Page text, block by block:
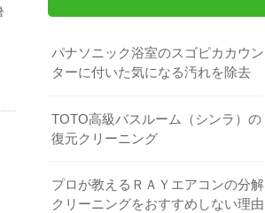
パナソニック浴室のスゴピカカウン
ターに付いた気になる汚れを除去
TOTO高級バスルーム（シンラ）の
復元クリーニング
プロが教えるＲＡＹエアコンの分解
クリーニングをおすすめしない理由